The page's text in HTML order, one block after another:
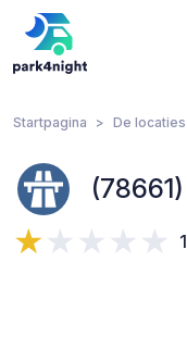
Startpagina De locaties